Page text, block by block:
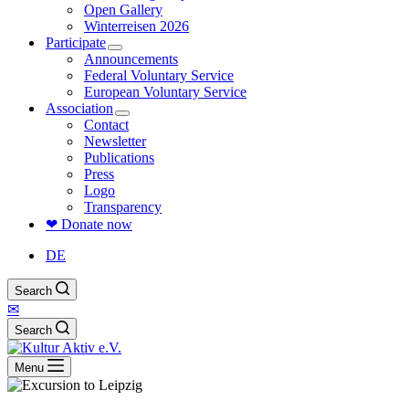
Open Gallery
Winterreisen 2026
Participate
Announcements
Federal Voluntary Service
European Voluntary Service
Association
Contact
Newsletter
Publications
Press
Logo
Transparency
❤ Donate now
DE
Search
✉
Search
Menu